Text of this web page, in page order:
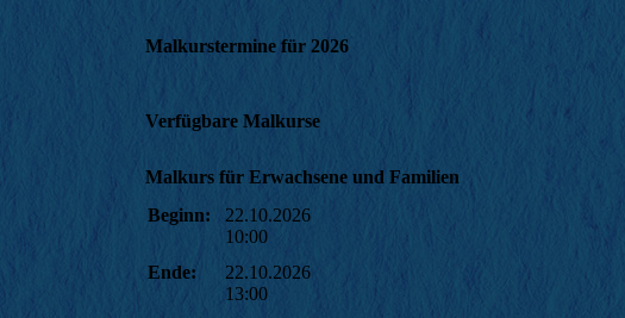
Malkurstermine für 2026
Verfügbare Malkurse
Malkurs für Erwachsene und Familien
Beginn:
22.10.2026
10:00
Ende:
22.10.2026
13:00